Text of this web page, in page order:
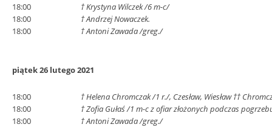
18:00
† Krystyna Wilczek /6 m-c/
18:00
† Andrzej Nowaczek.
18:00
† Antoni Zawada /greg./
piątek 26 lutego 2021
18:00
† Helena Chromczak /1 r./, Czesław, Wiesław ††
18:00
† Zofia Gułaś /1 m-c z ofiar złożonych podczas
18:00
† Antoni Zawada /greg./